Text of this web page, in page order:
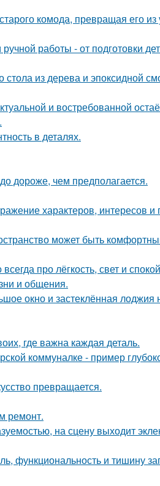
комода, превращая его из
работы - от подготовки
из дерева и эпоксидной
и востребованной
в деталях.
дороже, чем предполагается.
характеров, интересов и
может быть
про лёгкость, свет и
и общения.
окно и застеклённая лоджия
где важна каждая деталь.
коммуналке - пример
превращается.
ремонт.
на сцену выходит
функциональность и тишину